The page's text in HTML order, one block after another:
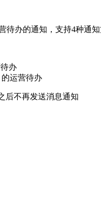
待办的通知，支持4种通
办
运营待办
后不再发送消息通知